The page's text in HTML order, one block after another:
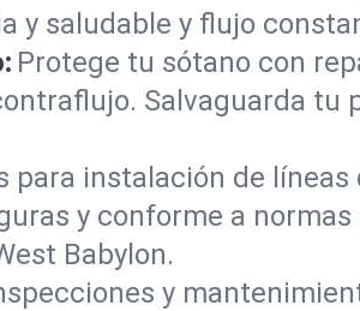
y saludable y flujo
Protege tu sótano con
Salvaguarda tu
para instalación de líneas
y conforme a
Babylon.
y